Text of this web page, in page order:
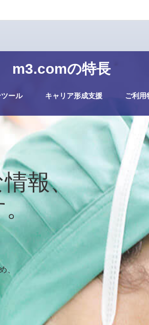
m3.comの特長
ール キャリア形成支援 ご利用
報、
。
、